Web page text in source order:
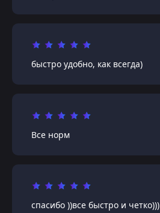
быстро удобно, как всегда)
Все норм
спасибо ))все быстро и четко)))